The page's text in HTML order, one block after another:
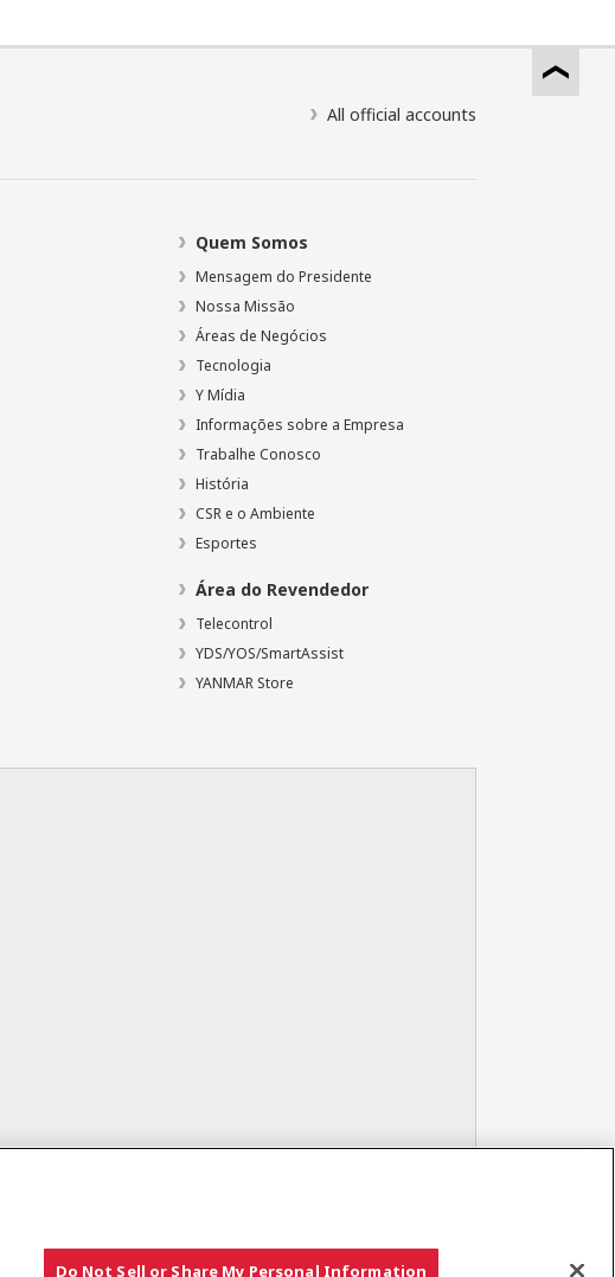
All official accounts
Quem Somos
Mensagem do Presidente
Nossa Missão
Áreas de Negócios
Tecnologia
Y Mídia
Informações sobre a Empresa
Trabalhe Conosco
História
CSR e o Ambiente
Esportes
Área do Revendedor
Telecontrol
YDS/YOS/SmartAssist
YANMAR Store
Do Not Sell or Share My Personal Information